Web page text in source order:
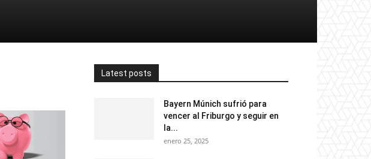
Latest posts
Bayern Múnich sufrió para
vencer al Friburgo y seguir en
la...
enero 25, 2025